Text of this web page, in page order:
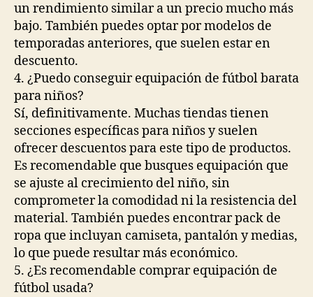
un rendimiento similar a un precio mucho más
bajo. También puedes optar por modelos de
temporadas anteriores, que suelen estar en
descuento.
4. ¿Puedo conseguir equipación de fútbol barata
para niños?
Sí, definitivamente. Muchas tiendas tienen
secciones específicas para niños y suelen
ofrecer descuentos para este tipo de productos.
Es recomendable que busques equipación que
se ajuste al crecimiento del niño, sin
comprometer la comodidad ni la resistencia del
material. También puedes encontrar pack de
ropa que incluyan camiseta, pantalón y medias,
lo que puede resultar más económico.
5. ¿Es recomendable comprar equipación de
fútbol usada?